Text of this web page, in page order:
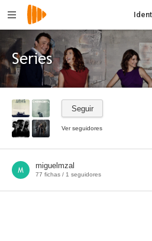
Series
Seguir
Ver seguidores
miguelmzal
77 fichas / 1 seguidores